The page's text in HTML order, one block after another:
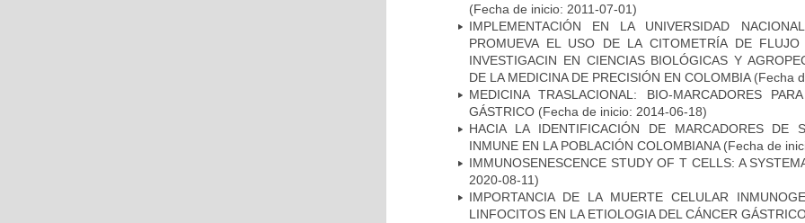
(Fecha de inicio: 2011-07-01)
IMPLEMENTACIÓN EN LA UNIVERSIDAD
PROMUEVA EL USO DE LA CITOMETRÍA DE FLUJO
INVESTIGACIN EN CIENCIAS BIOLÓGICAS Y
DE LA MEDICINA DE PRECISIÓN EN COLOMBIA(Fecha
MEDICINA TRASLACIONAL: BIO-MARCADORES
GÁSTRICO (Fecha de inicio: 2014-06-18)
HACIA LA IDENTIFICACIÓN DE MARCADORES DE
INMUNE EN LA POBLACIÓN COLOMBIANA(Fecha de
IMMUNOSENESCENCE STUDY OF T CELLS: A
2020-08-11)
IMPORTANCIA DE LA MUERTE CELULAR
LINFOCITOS EN LA ETIOLOGIA DEL CÁNCER